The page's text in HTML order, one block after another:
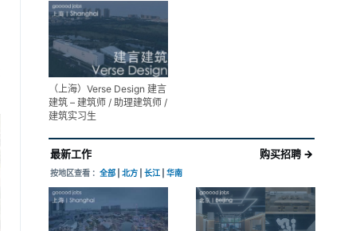
生（常年招聘）
（上海）Verse Design 建言
建筑 – 建筑师 / 助理建筑师 /
建筑实习生
最新工作 购买招聘 →
按地区查看 ： 全部 北方 长江 华南